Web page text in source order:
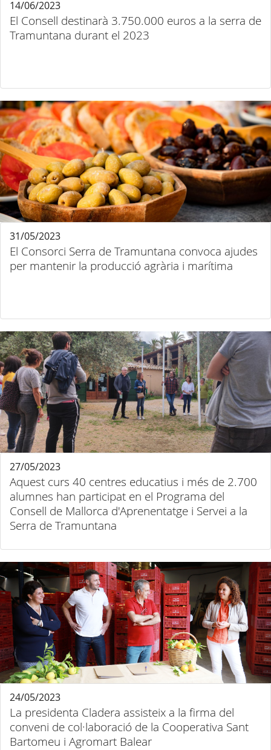
El Consell destinarà 3.750.000 euros a la serra de
Tramuntana durant el 2023
14/06/2023
El Consorci Serra de Tramuntana convoca ajudes
per mantenir la producció agrària i marítima
31/05/2023
Aquest curs 40 centres educatius i més de 2.700
alumnes han participat en el Programa del
Consell de Mallorca d'Aprenentatge i Servei a la
Serra de Tramuntana
27/05/2023
La presidenta Cladera assisteix a la firma del
conveni de col·laboració de la Cooperativa Sant
Bartomeu i Agromart Balear
24/05/2023